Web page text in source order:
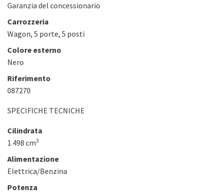
Garanzia del concessionario
Carrozzeria
Wagon, 5 porte, 5 posti
Colore esterno
Nero
Riferimento
087270
SPECIFICHE TECNICHE
Cilindrata
1.498 cm3
Alimentazione
Elettrica/Benzina
Potenza